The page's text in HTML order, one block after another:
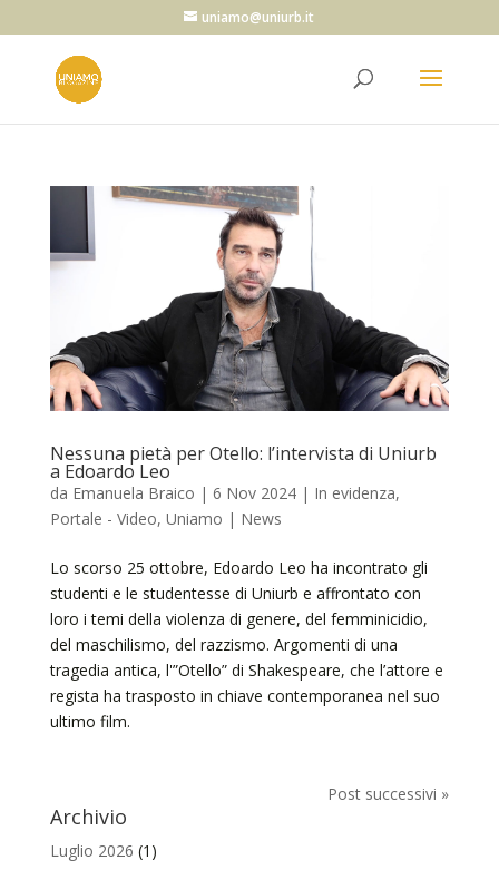
uniamo@uniurb.it
Nessuna pietà per Otello: l’intervista di Uniurb
a Edoardo Leo
da Emanuela Braico | 6 Nov 2024| In evidenza,
Portale - Video, Uniamo | News
Lo scorso 25 ottobre, Edoardo Leo ha incontrato gli
studenti e le studentesse di Uniurb e affrontato con
loro i temi della violenza di genere, del femminicidio,
del maschilismo, del razzismo. Argomenti di una
tragedia antica, l'”Otello” di Shakespeare, che l’attore e
regista ha trasposto in chiave contemporanea nel suo
ultimo film.
Post successivi »
Archivio
Luglio 2026 (1)